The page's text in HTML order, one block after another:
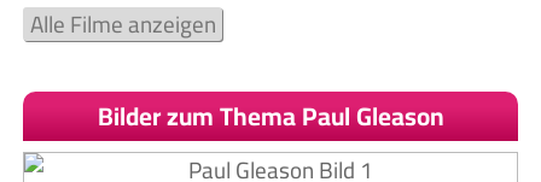
Alle Filme anzeigen
Bilder zum Thema Paul Gleason